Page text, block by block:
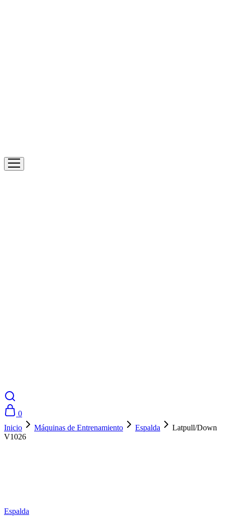
0
Inicio
Máquinas de Entrenamiento Espalda
Latpull/Down
V1026
Espalda